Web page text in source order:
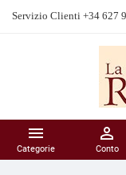
Servizio Clienti +34 627

Categorie

Conto